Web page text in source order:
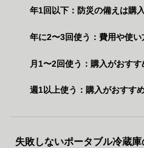
年1回以下：防災の備えは購
年に2〜3回使う：費用や使
月1〜2回使う：購入がおすす
週1以上使う：購入がおすす
失敗しないポータブル冷蔵